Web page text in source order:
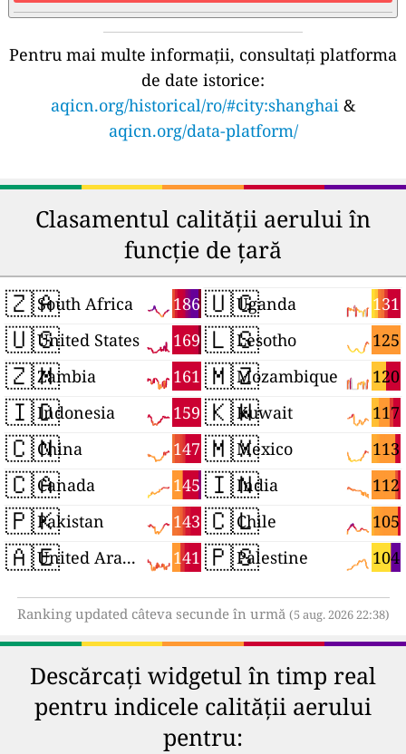
Pentru mai multe informații, consultați platforma
de date istorice:
aqicn.org/historical/ro/#city:shanghai &
aqicn.org/data-platform/
Clasamentul calității aerului în
funcție de țară
🇿🇦 186
South Africa
🇺🇸 169
United States
🇿🇲 161
Zambia
🇮🇩 159
Indonesia
🇨🇳 147
China
🇨🇦 145
Canada
🇵🇰 143
Pakistan
🇦🇪 141
United Arab Emirates
🇺🇬 131
Uganda
🇱🇸 125
Lesotho
🇲🇿 120
Mozambique
🇰🇼 117
Kuwait
🇲🇽 113
Mexico
🇮🇳 112
India
🇨🇱 105
Chile
🇵🇸 104
Palestine
Ranking updated câteva secunde în urmă (5 aug. 2026 22:38)
Descărcați widgetul în timp real
pentru indicele calității aerului
pentru: